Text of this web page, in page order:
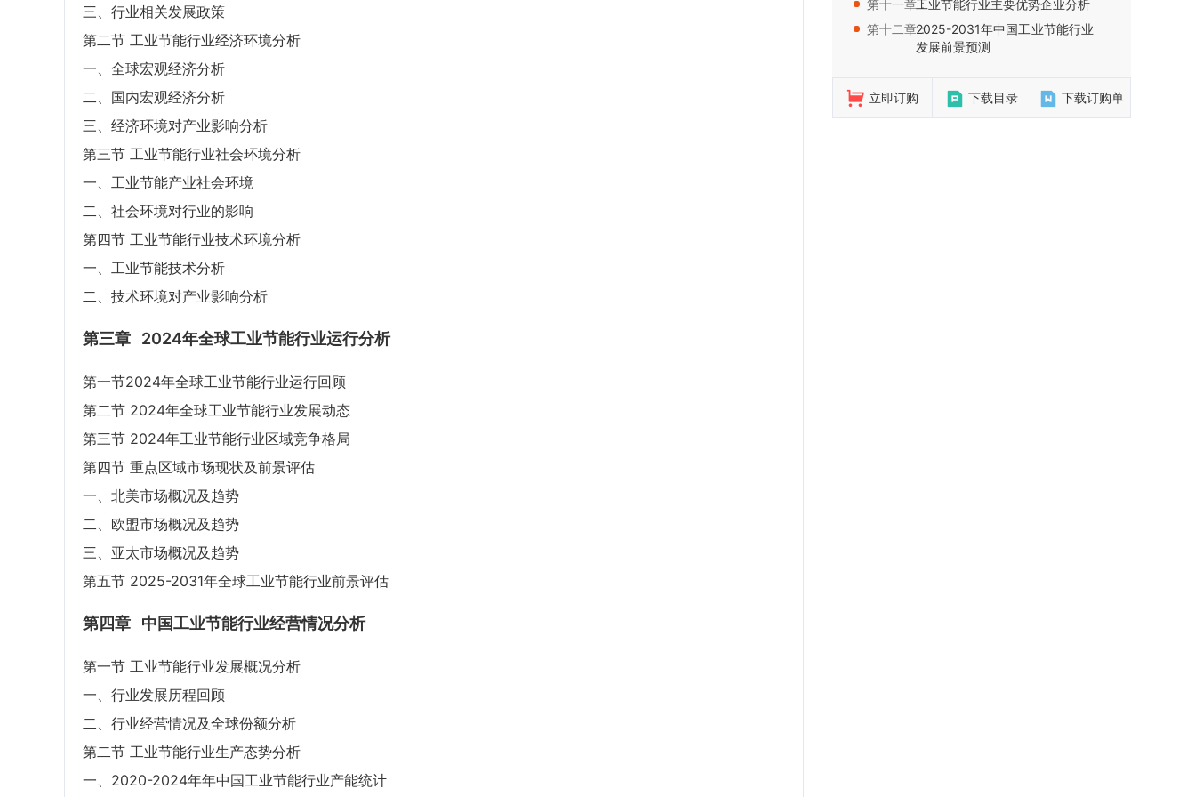
三、行业相关发展政策
第二节 工业节能行业经济环境分析
一、全球宏观经济分析
二、国内宏观经济分析
三、经济环境对产业影响分析
第三节 工业节能行业社会环境分析
一、工业节能产业社会环境
二、社会环境对行业的影响
第四节 工业节能行业技术环境分析
一、工业节能技术分析
二、技术环境对产业影响分析
第三章 2024年全球工业节能行业运行分析
第一节2024年全球工业节能行业运行回顾
第二节 2024年全球工业节能行业发展动态
第三节 2024年工业节能行业区域竞争格局
第四节 重点区域市场现状及前景评估
一、北美市场概况及趋势
二、欧盟市场概况及趋势
三、亚太市场概况及趋势
第五节 2025-2031年全球工业节能行业前景评估
第四章 中国工业节能行业经营情况分析
第一节 工业节能行业发展概况分析
一、行业发展历程回顾
二、行业经营情况及全球份额分析
第二节 工业节能行业生产态势分析
一、2020-2024年年中国工业节能行业产能统计
第十一章：工业节能行业主要优势企业分析
第十二章：2025-2031年中国工业节能行业
发展前景预测
立即订购 下载目录 下载订购单